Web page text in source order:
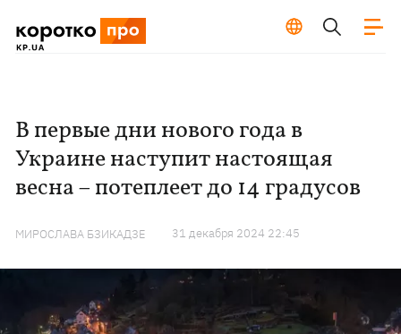
В первые дни нового года в
Украине наступит настоящая
весна – потеплеет до 14 градусов
МИРОСЛАВА БЗИКАДЗЕ 31 декабря 2024 22:45